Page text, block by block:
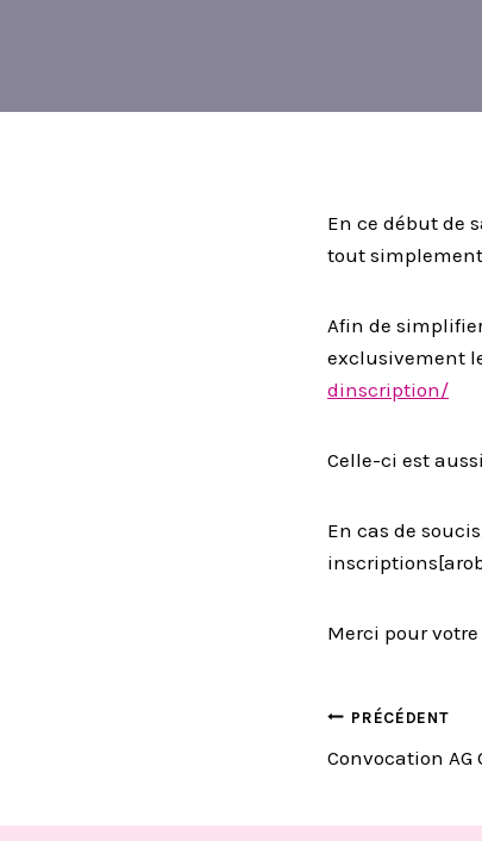
En ce début de
tout
Afin de
exclusivement
dinscription/
Celle-ci est
En cas de
Merci pour
DE
PRÉCÉDENT
Convocation AG